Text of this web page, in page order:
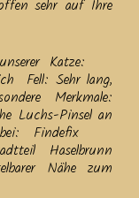
sehr auf Ihre
Katze:
​Fell: Sehr lang,
Merkmale:
Luchs-Pinsel an
bei: Findefix
Haselbrunn
Nähe zum